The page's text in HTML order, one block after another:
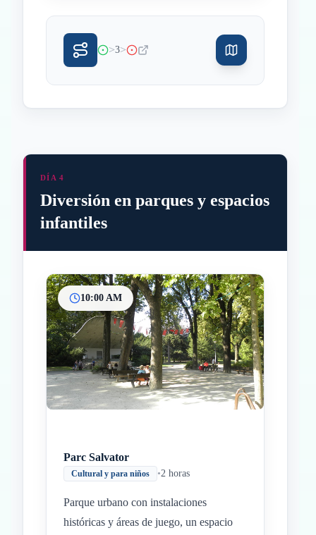
>3>
InicioParadas intermedias
Final
DÍA 4
Diversión en parques y espacios
infantiles
10:00 AM
Parc Salvator
Cultural y para niños •2 horas
Parque urbano con instalaciones
históricas y áreas de juego, un espacio